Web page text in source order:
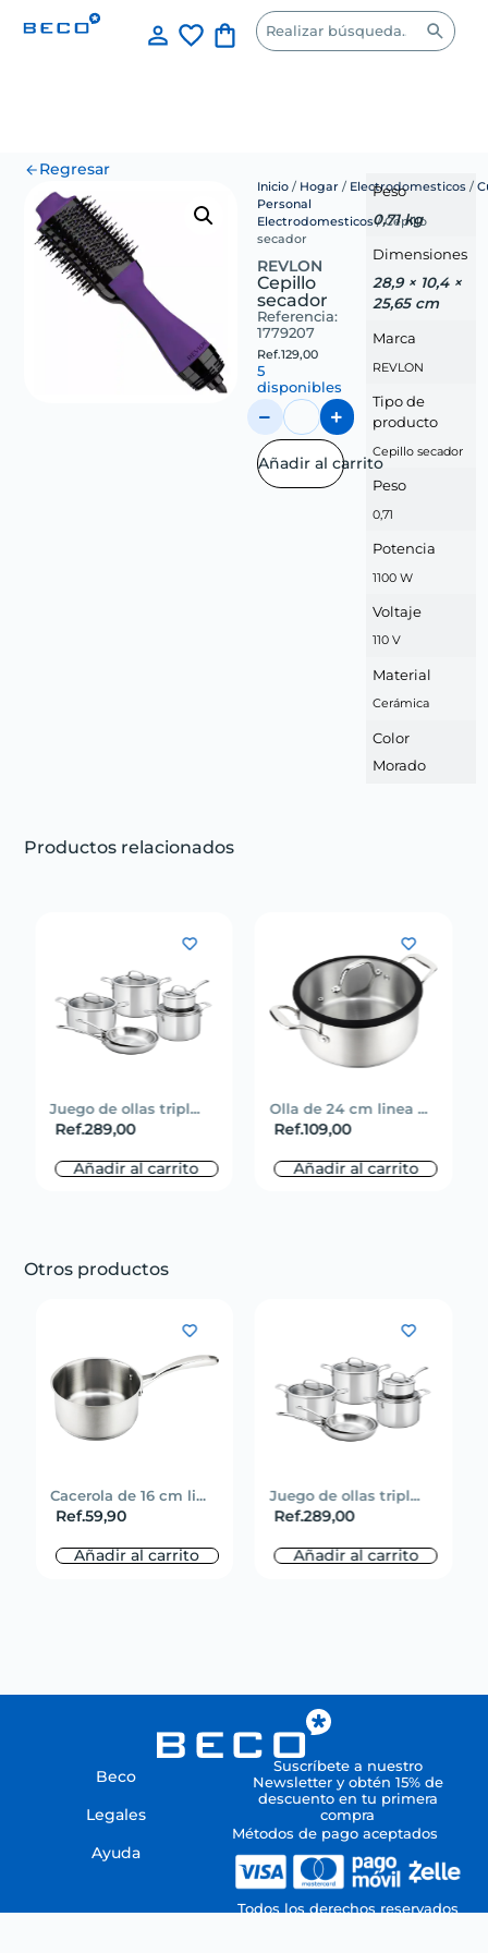
Regresar
Inicio / Hogar / Electrodomesticos /
Personal
Electrodomesticos/ Cepillo
secador
REVLON
Cepillo
secador
Referencia:
1779207
Ref.129,00
5
disponibles
Añadir al carrito
Peso
0,71 kg
Dimensiones
28,9 × 10,4 ×
25,65 cm
Marca
REVLON
Tipo de
producto
Cepillo secador
Peso
0,71
Potencia
1100 W
Voltaje
110 V
Material
Cerámica
Color
Morado
Productos relacionados
Juego de ollas tripl...
Ref.289,00
Añadir al carrito
Olla de 24 cm linea ...
Ref.109,00
Añadir al carrito
Otros productos
Cacerola de 16 cm li...
Ref.59,90
Añadir al carrito
Juego de ollas tripl...
Ref.289,00
Añadir al carrito
Beco
Legales
Ayuda
Suscríbete a nuestro
Newsletter y obtén 15% de
descuento en tu primera
compra
Métodos de pago aceptados
Todos los derechos reservados